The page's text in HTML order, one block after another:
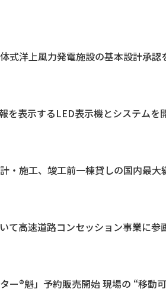
式洋上風力発電施設の基本設計承認
表示するLED表示機とシステムを
・施工、竣工前一棟貸しの国内最大
て高速道路コンセッション事業に参
ー®魁」予約販売開始 現場の “移動